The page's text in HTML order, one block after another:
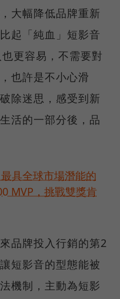
大幅降低品牌重新
起「純血」短影音
更容易，不需要對
也許是不小心滑
除迷思，感受到新
活的一部分後，品
具全球市場潛能的
MVP，挑戰雙獎肯
品牌投入行銷的第2
短影音的型態能被
機制，主動為短影